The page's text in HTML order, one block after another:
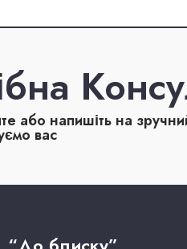
або напишіть на
вас